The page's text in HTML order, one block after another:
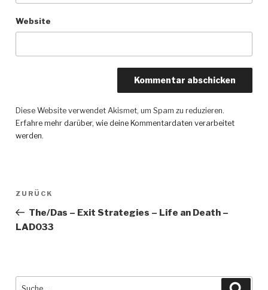
Website
Diese Website verwendet Akismet, um Spam zu reduzieren.
Erfahre mehr darüber, wie deine Kommentardaten verarbeitet
werden.
Beitragsnavigation
Vorheriger
ZURÜCK
The/Das – Exit Strategies – Life an Death –
LAD033